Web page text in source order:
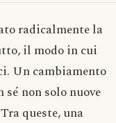
radicalmente la
il modo in cui
Un cambiamento
non solo nuove
queste, una